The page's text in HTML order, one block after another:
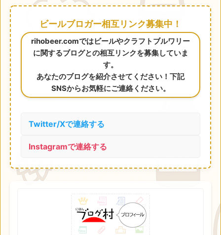
ビールブロガー相互リンク募集中！
rihobeer.comではビールやクラフトブルワリー
に関するブログとの相互リンクを募集していま
す。
あなたのブログを紹介させてください！下記
SNSからお気軽にご連絡ください。
Twitter/Xで連絡する
Instagramで連絡する